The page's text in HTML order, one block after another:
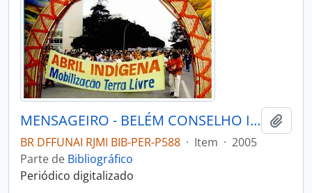
MENSAGEIRO - BELÉM CONSELHO INDIGENISTA MISSIONÁRIO - 2005 - Nº151
BR DFFUNAI RJMI BIB-PER-P588 · Item · 2005
Parte de Bibliográfico
Periódico digitalizado